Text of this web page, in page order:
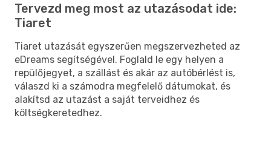
Tervezd meg most az utazásodat ide:
Tiaret
Tiaret utazását egyszerűen megszervezheted az
eDreams segítségével. Foglald le egy helyen a
repülőjegyet, a szállást és akár az autóbérlést is,
válaszd ki a számodra megfelelő dátumokat, és
alakítsd az utazást a saját terveidhez és
költségkeretedhez.